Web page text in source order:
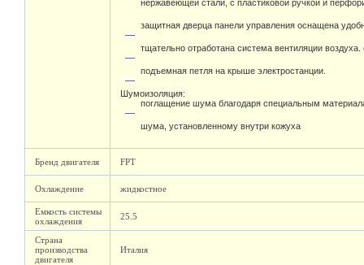
нержавеющей стали, с пластиковой ручкой и
защитная дверца панели управления оснащена
тщательно отработана система вентиляции
подъемная петля на крыше электростанции.
Шумоизоляция:
поглащение шума благодаря специальным
шума, установленному внутри кожуха
Бренд двигателя FPT
Охлаждение жидкостное
Емкость системы
охлаждения
25.5
Страна
производства
двигателя
Италия